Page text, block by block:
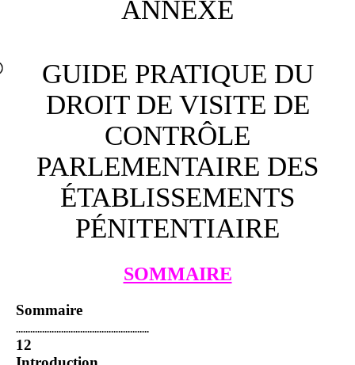
ANNEXE
GUIDE PRATIQUE DU
DROIT DE VISITE DE
CONTRÔLE
PARLEMENTAIRE DES
ÉTABLISSEMENTS
PÉNITENTIAIRE
SOMMAIRE
Sommaire
........................................................
12